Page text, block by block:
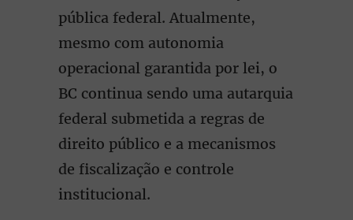
pública federal. Atualmente,
mesmo com autonomia
operacional garantida por lei, o
BC continua sendo uma autarquia
federal submetida a regras de
direito público e a mecanismos
de fiscalização e controle
institucional.